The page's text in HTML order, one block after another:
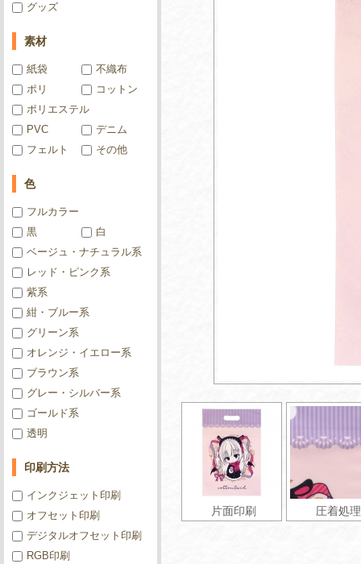
片面印刷 圧着処理
グッズ
素材
紙袋
不織布
ポリ
コットン
ポリエステル
PVC
デニム
フェルト
その他
色
フルカラー
黒
白
ベージュ・ナチュラル系
レッド・ピンク系
紫系
紺・ブルー系
グリーン系
オレンジ・イエロー系
ブラウン系
グレー・シルバー系
ゴールド系
透明
印刷方法
インクジェット印刷
オフセット印刷
デジタルオフセット印刷
RGB印刷